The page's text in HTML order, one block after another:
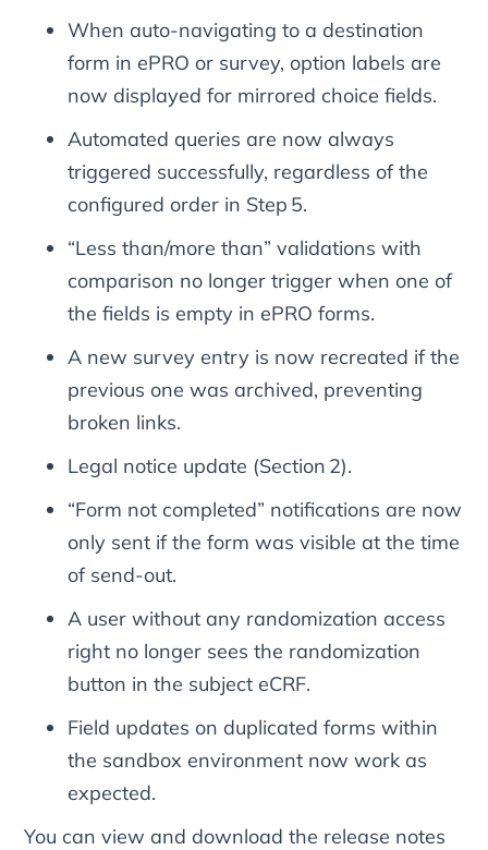
When auto‑navigating to a destination
form in ePRO or survey, option labels are
now displayed for mirrored choice fields.
Automated queries are now always
triggered successfully, regardless of the
configured order in Step 5.
“Less than/more than” validations with
comparison no longer trigger when one of
the fields is empty in ePRO forms.
A new survey entry is now recreated if the
previous one was archived, preventing
broken links.
Legal notice update (Section 2).
“Form not completed” notifications are now
only sent if the form was visible at the time
of send‑out.
A user without any randomization access
right no longer sees the randomization
button in the subject eCRF.
Field updates on duplicated forms within
the sandbox environment now work as
expected.
You can view and download the release notes